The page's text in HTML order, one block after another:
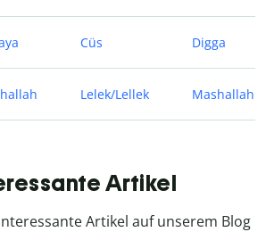
Cüs Digga
Lelek/Lellek Mashallah
Artikel
Artikel auf unserem Blog